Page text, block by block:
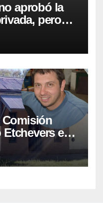
aprobó la
pero
capítulo
Comisión
es
de la entidad